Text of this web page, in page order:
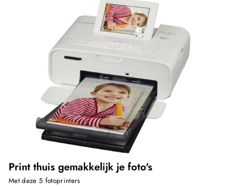
Print thuis gemakkelijk je foto's
Met deze 5 fotoprinters